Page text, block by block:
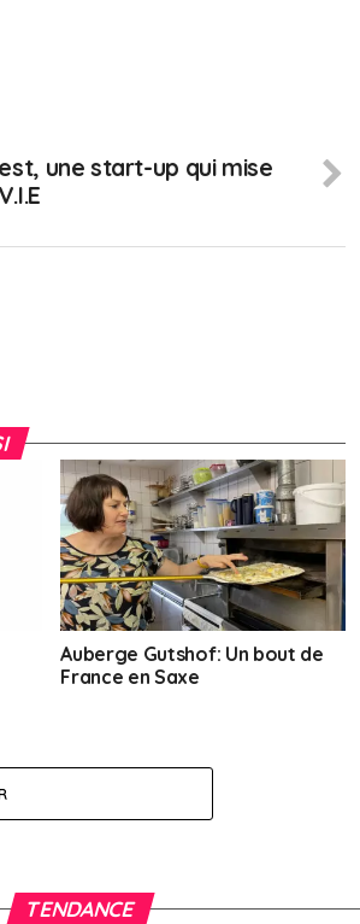
une start-up qui mise
Auberge Gutshof: Un bout de
France en Saxe
TENDANCE